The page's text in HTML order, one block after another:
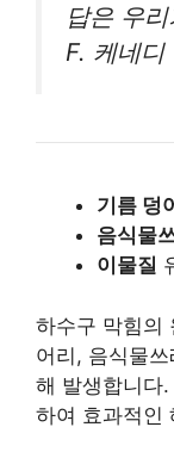
답은 우
F. 케네디
기름 덩
음식물
이물질
하수구 막힘의
어리, 음식물
해 발생합니다
하여 효과적인